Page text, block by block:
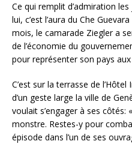
Ce qui remplit d’admiration
lui, c’est l’aura du Che
mois, le camarade Ziegler a
de l’économie du
pour représenter son pays
C’est sur la terrasse de
d’un geste large la ville de
voulait s’engager à ses côtés:
monstre. Restes-y pour
épisode dans l’un de ses